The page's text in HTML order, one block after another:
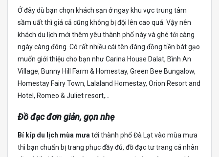
Ở đây dù bạn chọn khách sạn ở ngay khu vực trung tâm
sầm uất thì giá cả cũng không bị đội lên cao quá. Vậy nên
khách du lịch mới thêm yêu thành phố này và ghé tới càng
ngày càng đông. Có rất nhiều cái tên đáng đồng tiền bát gạo
muốn giới thiệu cho bạn như Carina House Dalat, Bình An
Village, Bunny Hill Farm & Homestay, Green Bee Bungalow,
Homestay Fairy Town, Lalaland Homestay, Orion Resort and
Hotel, Romeo & Juliet resort,…
Đồ đạc đơn giản, gọn nhẹ
Bí kíp du lịch mùa mưa tới thành phố Đà Lạt vào mùa mưa
thì bạn chuẩn bị trang phục đầy đủ, đồ đạc tư trang cá nhân